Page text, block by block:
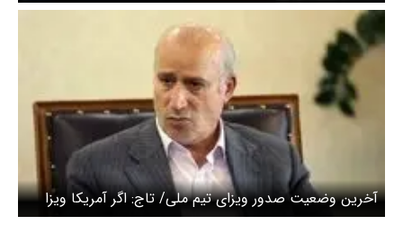
آخرین وضعیت صدور ویزای تیم ملی/ تاج: اگر آمریکا ویزا
ندهد، شاید تصمیم دیگری بگیریم